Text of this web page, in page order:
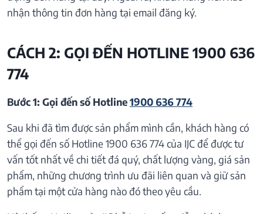
nhận thông tin đơn hàng tại email đăng ký.
CÁCH 2: GỌI ĐẾN HOTLINE 1900 636
774
Bước 1: Gọi đến số Hotline1900 636 774
Sau khi đã tìm được sản phẩm mình cần, khách hàng có
thể gọi đến số Hotline 1900 636 774 của IJC để được tư
vấn tốt nhất về chi tiết đá quý, chất lượng vàng, giá sản
phẩm, những chương trình ưu đãi liên quan và giữ sản
phẩm tại một cửa hàng nào đó theo yêu cầu.